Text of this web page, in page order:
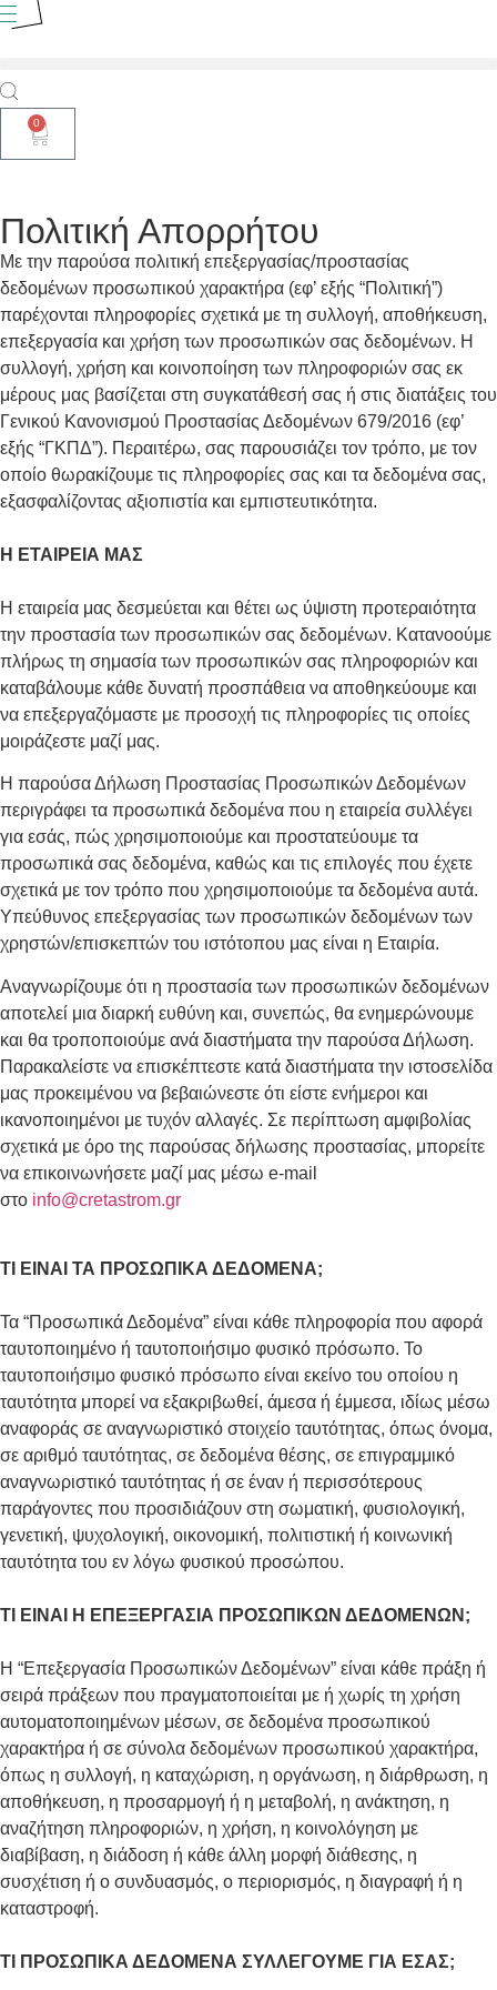
0
Πολιτική Απορρήτου
Mε την παρούσα πολιτική επεξεργασίας/προστασίας
δεδομένων προσωπικού χαρακτήρα (εφ’ εξής “Πολιτική”)
παρέχονται πληροφορίες σχετικά με τη συλλογή, αποθήκευση,
επεξεργασία και χρήση των προσωπικών σας δεδομένων. Η
συλλογή, χρήση και κοινοποίηση των πληροφοριών σας εκ
μέρους μας βασίζεται στη συγκατάθεσή σας ή στις διατάξεις του
Γενικού Κανονισμού Προστασίας Δεδομένων 679/2016 (εφ’
εξής “ΓΚΠΔ”). Περαιτέρω, σας παρουσιάζει τον τρόπο, με τον
οποίο θωρακίζουμε τις πληροφορίες σας και τα δεδομένα σας,
εξασφαλίζοντας αξιοπιστία και εμπιστευτικότητα.
Η ΕΤΑΙΡΕΙΑ ΜΑΣ
Η εταιρεία μας δεσμεύεται και θέτει ως ύψιστη προτεραιότητα
την προστασία των προσωπικών σας δεδομένων. Κατανοούμε
πλήρως τη σημασία των προσωπικών σας πληροφοριών και
καταβάλουμε κάθε δυνατή προσπάθεια να αποθηκεύουμε και
να επεξεργαζόμαστε με προσοχή τις πληροφορίες τις οποίες
μοιράζεστε μαζί μας.
Η παρούσα Δήλωση Προστασίας Προσωπικών Δεδομένων
περιγράφει τα προσωπικά δεδομένα που η εταιρεία συλλέγει
για εσάς, πώς χρησιμοποιούμε και προστατεύουμε τα
προσωπικά σας δεδομένα, καθώς και τις επιλογές που έχετε
σχετικά με τον τρόπο που χρησιμοποιούμε τα δεδομένα αυτά.
Υπεύθυνος επεξεργασίας των προσωπικών δεδομένων των
χρηστών/επισκεπτών του ιστότοπου μας είναι η Εταιρία.
Αναγνωρίζουμε ότι η προστασία των προσωπικών δεδομένων
αποτελεί μια διαρκή ευθύνη και, συνεπώς, θα ενημερώνουμε
και θα τροποποιούμε ανά διαστήματα την παρούσα Δήλωση.
Παρακαλείστε να επισκέπτεστε κατά διαστήματα την ιστοσελίδα
μας προκειμένου να βεβαιώνεστε ότι είστε ενήμεροι και
ικανοποιημένοι με τυχόν αλλαγές. Σε περίπτωση αμφιβολίας
σχετικά με όρο της παρούσας δήλωσης προστασίας, μπορείτε
να επικοινωνήσετε μαζί μας μέσω e-mail
στο info@cretastrom.gr
ΤΙ ΕΙΝΑΙ ΤΑ ΠΡΟΣΩΠΙΚΑ ΔΕΔΟΜΕΝΑ;
Τα “Προσωπικά Δεδομένα” είναι κάθε πληροφορία που αφορά
ταυτοποιημένο ή ταυτοποιήσιμο φυσικό πρόσωπο. Το
ταυτοποιήσιμο φυσικό πρόσωπο είναι εκείνο του οποίου η
ταυτότητα μπορεί να εξακριβωθεί, άμεσα ή έμμεσα, ιδίως μέσω
αναφοράς σε αναγνωριστικό στοιχείο ταυτότητας, όπως όνομα,
σε αριθμό ταυτότητας, σε δεδομένα θέσης, σε επιγραμμικό
αναγνωριστικό ταυτότητας ή σε έναν ή περισσότερους
παράγοντες που προσιδιάζουν στη σωματική, φυσιολογική,
γενετική, ψυχολογική, οικονομική, πολιτιστική ή κοινωνική
ταυτότητα του εν λόγω φυσικού προσώπου.
ΤΙ ΕΙΝΑΙ Η ΕΠΕΞΕΡΓΑΣΙΑ ΠΡΟΣΩΠΙΚΩΝ ΔΕΔΟΜΕΝΩΝ;
Η “Επεξεργασία Προσωπικών Δεδομένων” είναι κάθε πράξη ή
σειρά πράξεων που πραγματοποιείται με ή χωρίς τη χρήση
αυτοματοποιημένων μέσων, σε δεδομένα προσωπικού
χαρακτήρα ή σε σύνολα δεδομένων προσωπικού χαρακτήρα,
όπως η συλλογή, η καταχώριση, η οργάνωση, η διάρθρωση, η
αποθήκευση, η προσαρμογή ή η μεταβολή, η ανάκτηση, η
αναζήτηση πληροφοριών, η χρήση, η κοινολόγηση με
διαβίβαση, η διάδοση ή κάθε άλλη μορφή διάθεσης, η
συσχέτιση ή ο συνδυασμός, ο περιορισμός, η διαγραφή ή η
καταστροφή.
ΤΙ ΠΡΟΣΩΠΙΚΑ ΔΕΔΟΜΕΝΑ ΣΥΛΛΕΓΟΥΜΕ ΓΙΑ ΕΣΑΣ;